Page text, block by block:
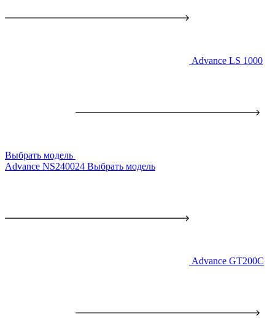
Advance LS 1000
Выбрать модель
Advance NS240024 Выбрать модель
Advance GT200C